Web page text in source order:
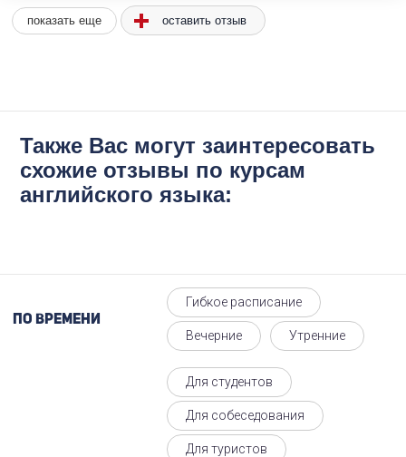
показать еще оставить отзыв
Также Вас могут заинтересовать
схожие отзывы по курсам
английского языка:
По времени
Гибкое расписание
Вечерние Утренние
Для студентов
Для собеседования
Для туристов